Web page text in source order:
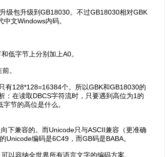
级包升级到GB18030。不过GB18030相对GBK
文Windows内码。
低字节上分别加上A0。
。
有128*128=16384个。所以GBK和GB18030的
：在读取DBCS字符流时，只要遇到高位为1的
节的高位是什么。
下兼容的。而Unicode只与ASCII兼容（更准确
Unicode编码是6C49，而GB码是BABA。
以容纳全世界所有语言文字的编码方案。